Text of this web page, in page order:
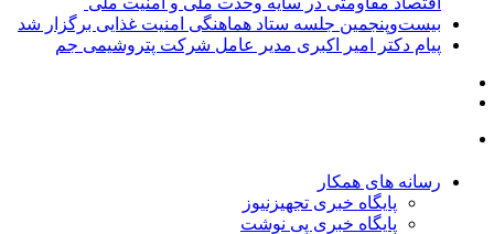
بیست‌وپنجمین جلسه ستاد هماهنگی امنیت غذایی برگزار شد
پیام دکتر امیر اکبری مدیر عامل شرکت پتروشیمی جم
رسانه های همکار
پایگاه خبری تجهیزنیوز
پایگاه خبری پی نوشت